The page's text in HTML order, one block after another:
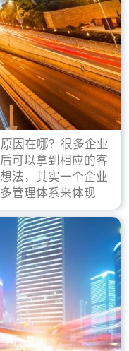
因在哪？很多企业
可以拿到相应的客
法，其实一个企业
管理体系来体现
但是我们如何去证
？这就是ISO9001
编就来细说下企业